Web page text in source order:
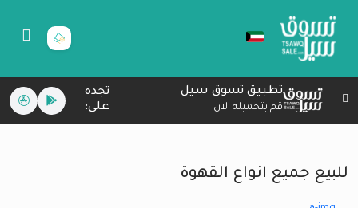
تطبيق تسوق سيل
قم بتحميله الان
تجده
على:
للبيع جميع انواع القهوة